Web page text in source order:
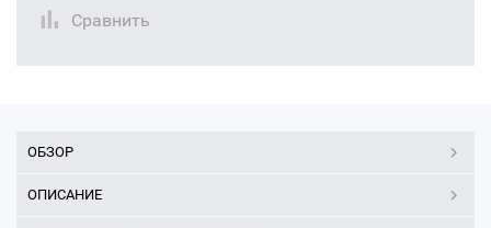
Сравнить
ОБЗОР
ОПИСАНИЕ